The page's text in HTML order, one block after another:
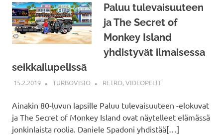
Paluu tulevaisuuteen
ja The Secret of
Monkey Island
yhdistyvät ilmaisessa
seikkailupelissä
15.2.2019 TURBOVISIO RETRO,VIDEOPELIT
Ainakin 80-luvun lapsille Paluu tulevaisuuteen -elokuvat
ja The Secret of Monkey Island ovat näytelleet elämässä
jonkinlaista roolia. Daniele Spadoni yhdistää[…]